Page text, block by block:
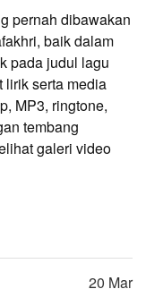
pernah dibawakan
baik dalam
pada judul lagu
lirik serta media
MP3, ringtone,
tembang
galeri video
20 Mar